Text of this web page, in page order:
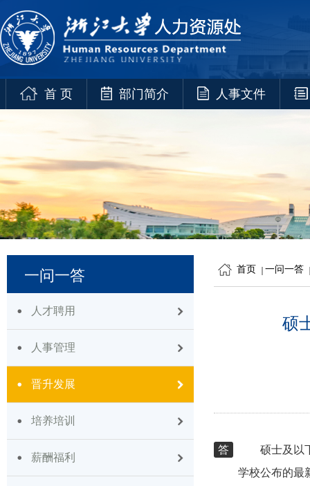
首 页 部门简介 人事文件
一问一答
人才聘用
人事管理
晋升发展
培养培训
薪酬福利
首页 一问一答
硕
答
硕士及以
学校公布的最